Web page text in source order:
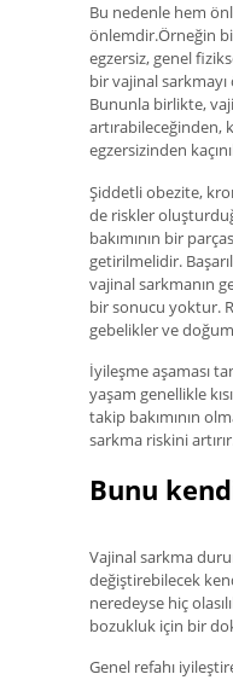
Bu nedenle hem
önlemdir.Örneğin
egzersiz, genel
bir vajinal sarkmayı
Bununla birlikte,
artırabileceğinden,
egzersizinden
Şiddetli obezite,
de riskler
bakımının bir
getirilmelidir.
vajinal sarkmanın
bir sonucu yoktur.
gebelikler ve
İyileşme aşaması
yaşam genellikle
takip bakımının
sarkma riskini
Bunu
Vajinal sarkma
değiştirebilecek
neredeyse hiç
bozukluk için bir
Genel refahı